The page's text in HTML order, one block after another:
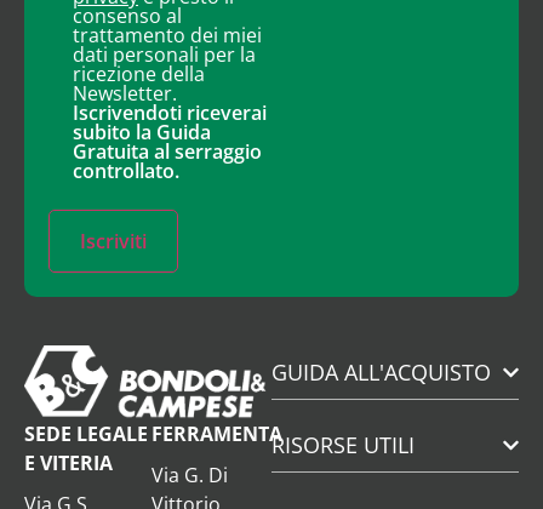
consenso al
trattamento dei miei
dati personali per la
ricezione della
Newsletter.
Iscrivendoti riceverai
subito la Guida
Gratuita al serraggio
controllato.
Iscriviti
SEDE LEGALE
E VITERIA
Via G.S.
FERRAMENTA
Via G. Di
Vittorio
GUIDA ALL'ACQUISTO
RISORSE UTILI